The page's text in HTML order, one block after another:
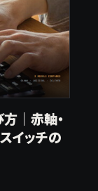
｜赤軸・
イッチの